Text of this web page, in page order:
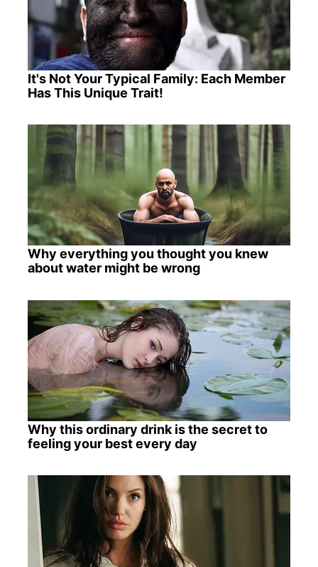
It's Not Your Typical Family: Each Member
Has This Unique Trait!
Why everything you thought you knew
about water might be wrong
Why this ordinary drink is the secret to
feeling your best every day